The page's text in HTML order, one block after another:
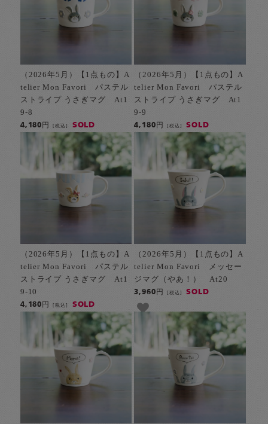
（2026年5月）【1点もの】A
telier Mon Favori パステル
ストライプ うさぎマグ At1
9-8
4,180円[税込] SOLD
（2026年5月）【1点もの】A
telier Mon Favori パステル
ストライプ うさぎマグ At1
9-9
4,180円 [税込] SOLD
（2026年5月）【1点もの】A
telier Mon Favori パステル
ストライプ うさぎマグ At1
9-10
4,180円[税込] SOLD
（2026年5月）【1点もの】A
telier Mon Favori メッセー
ジマグ（やあ！） At20
3,960円 [税込] SOLD